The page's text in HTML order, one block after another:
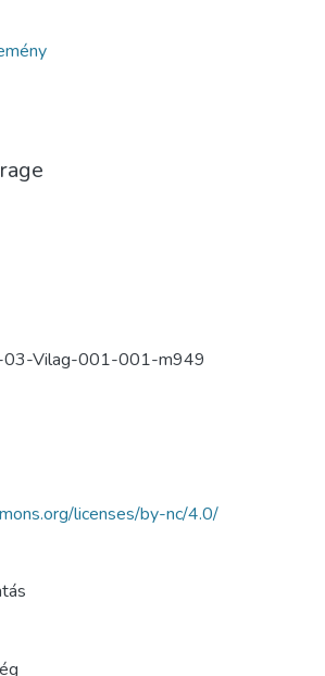
Vilag-001-001-m949
licenses/by-nc/4.0/